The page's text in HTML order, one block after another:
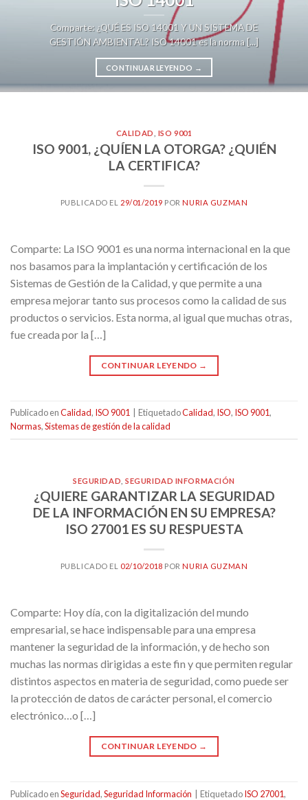
Comparte: ¿QUÉ ES ISO 14001 Y UN SISTEMA DE
GESTIÓN AMBIENTAL? ISO 14001 es la norma [...]
CONTINUAR LEYENDO →
CALIDAD ISO 9001
ISO 9001, ¿QUÍEN LA OTORGA? ¿QUIÉN
LA CERTIFICA?
PUBLICADO EL 29/01/2019 PORNURIA GUZMAN
Comparte: La ISO 9001 es una norma internacional en la que
nos basamos para la implantación y certificación de los
Sistemas de Gestión de la Calidad, y que permite a una
empresa mejorar tanto sus procesos como la calidad de sus
productos o servicios. Esta norma, al igual que muchas otras,
fue creada por la […]
CONTINUAR LEYENDO →
Publicado enCalidad, ISO 9001 EtiquetadoCalidad, ISO, ISO 9001,
Normas,Sistemas de gestión de la calidad
SEGURIDAD ,SEGURIDAD INFORMACIÓN
¿QUIERE GARANTIZAR LA SEGURIDAD
DE LA INFORMACIÓN EN SU EMPRESA?
ISO 27001 ES SU RESPUESTA
PUBLICADO EL 02/10/2018 PORNURIA GUZMAN
Comparte: Hoy día, con la digitalización del mundo
empresarial, se hace indispensable para una empresa
mantener la seguridad de la información, y de hecho son
muchas las normas dirigidas a este fin y que permiten regular
distintos aspectos en materia de seguridad, como puede ser
la protección de datos de carácter personal, el comercio
electrónico…o […]
CONTINUAR LEYENDO →
Publicado enSeguridad,Seguridad Información EtiquetadoISO 27001,